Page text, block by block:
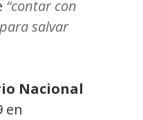
“contar con
salvar
Nacional
en